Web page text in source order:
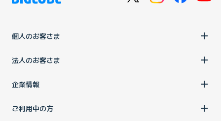
個人のお客さま
法人のお客さま
企業情報
ご利用中の方